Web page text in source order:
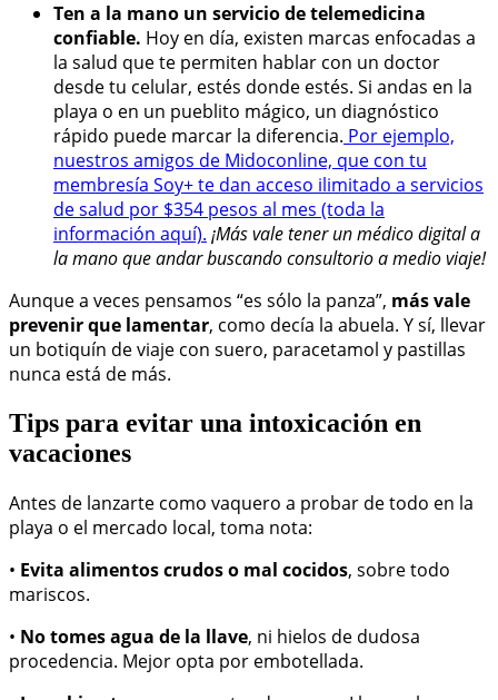
Ten a la mano un servicio de telemedicina
confiable. Hoy en día, existen marcas enfocadas a
la salud que te permiten hablar con un doctor
desde tu celular, estés donde estés. Si andas en la
playa o en un pueblito mágico, un diagnóstico
rápido puede marcar la diferencia. Por ejemplo,
nuestros amigos de Midoconline, que con tu
membresía Soy+ te dan acceso ilimitado a servicios
de salud por $354 pesos al mes (toda la
información aquí). ¡Más vale tener un médico digital a
la mano que andar buscando consultorio a medio viaje!
Aunque a veces pensamos “es sólo la panza”, más vale
prevenir que lamentar, como decía la abuela. Y sí, llevar
un botiquín de viaje con suero, paracetamol y pastillas
nunca está de más.
Tips para evitar una intoxicación en
vacaciones
Antes de lanzarte como vaquero a probar de todo en la
playa o el mercado local, toma nota:
• Evita alimentos crudos o mal cocidos, sobre todo
mariscos.
• No tomes agua de la llave, ni hielos de dudosa
procedencia. Mejor opta por embotellada.